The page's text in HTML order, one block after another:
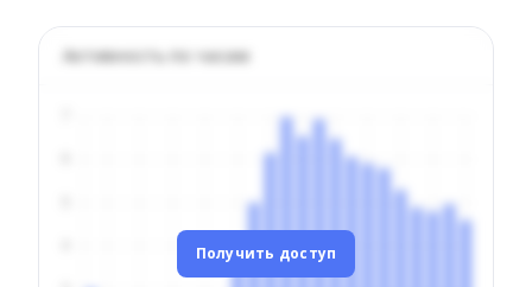
Активность по часам
Получить доступ